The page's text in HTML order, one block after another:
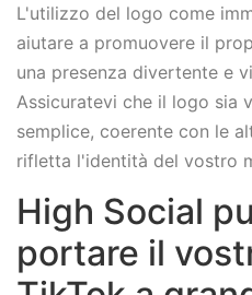
L'utilizzo del logo come
aiutare a promuovere il
una presenza divertente e
Assicuratevi che il logo sia
semplice, coerente con le
rifletta l'identità del vostro
High Social
portare il